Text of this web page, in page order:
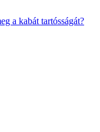
a kabát tartósságát?